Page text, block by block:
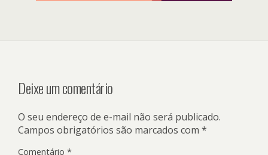
Deixe um comentário
O seu endereço de e-mail não será publicado.
Campos obrigatórios são marcados com *
Comentário *